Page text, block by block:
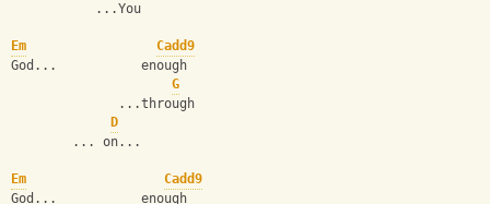
           ...You
Em
Cadd9
God...           enough
G
              ...through
D
        ... on...
Em
Cadd9
God...           enough